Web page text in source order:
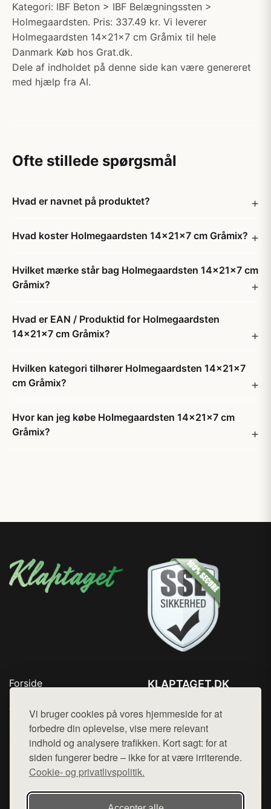
Vi bruger cookies på vores hjemmeside for at
forbedre din oplevelse, vise mere relevant
indhold og analysere trafikken. Kort sagt: for at
siden fungerer bedre – ikke for at være irriterende.
Cookie- og privatlivspolitik.
Kategori: IBF Beton > IBF Belægningssten >
Holmegaardsten. Pris: 337.49 kr. Vi leverer
Holmegaardsten 14x21x7 cm Gråmix til hele
Danmark Køb hos Grat.dk.
Dele af indholdet på denne side kan være genereret
med hjælp fra AI.
Ofte stillede spørgsmål
Hvad er navnet på produktet?
Hvad koster Holmegaardsten 14x21x7 cm Gråmix?
Hvilket mærke står bag Holmegaardsten 14x21x7 cm
Gråmix?
Hvad er EAN / Produktid for Holmegaardsten
14x21x7 cm Gråmix?
Hvilken kategori tilhører Holmegaardsten 14x21x7
cm Gråmix?
Hvor kan jeg købe Holmegaardsten 14x21x7 cm
Gråmix?
Forside
Top Rabatter
Blog
Kontakt
KLAPTAGET.DK
Mail: hej@want.dk
Cookie- og privatlivspolitik